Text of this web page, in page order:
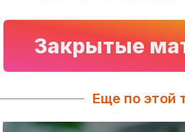
Закрытые
Еще по этой